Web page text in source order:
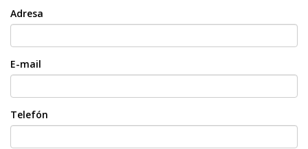
Adresa
E-mail
Telefón